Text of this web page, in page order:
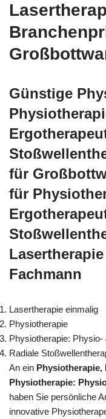
Günstige
für
für
Fachmann
Lasertherapie einmalig
Physiotherapie
Physiotherapie: Physio-
Radiale
An ein Physiotherapie,
Physiotherapie:
haben Sie persönliche
innovative